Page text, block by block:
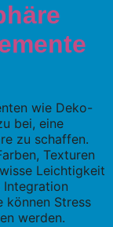
wie Deko-
bei, eine
zu schaffen.
Texturen
Leichtigkeit
Integration
können Stress
werden.